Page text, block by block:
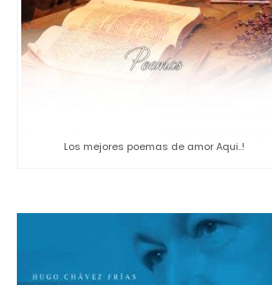
Los mejores poemas de amor Aqui..!